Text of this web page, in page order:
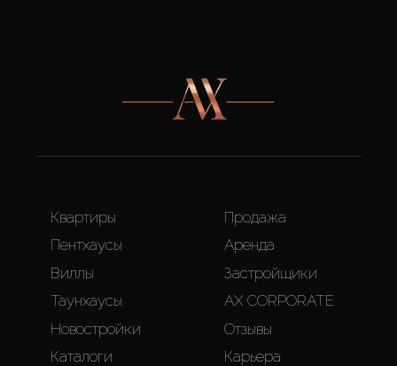
Квартиры
Пентхаусы
Виллы
Таунхаусы
Новостройки
Каталоги
Продажа
Аренда
Застройщики
AX CORPORATE
Отзывы
Карьера